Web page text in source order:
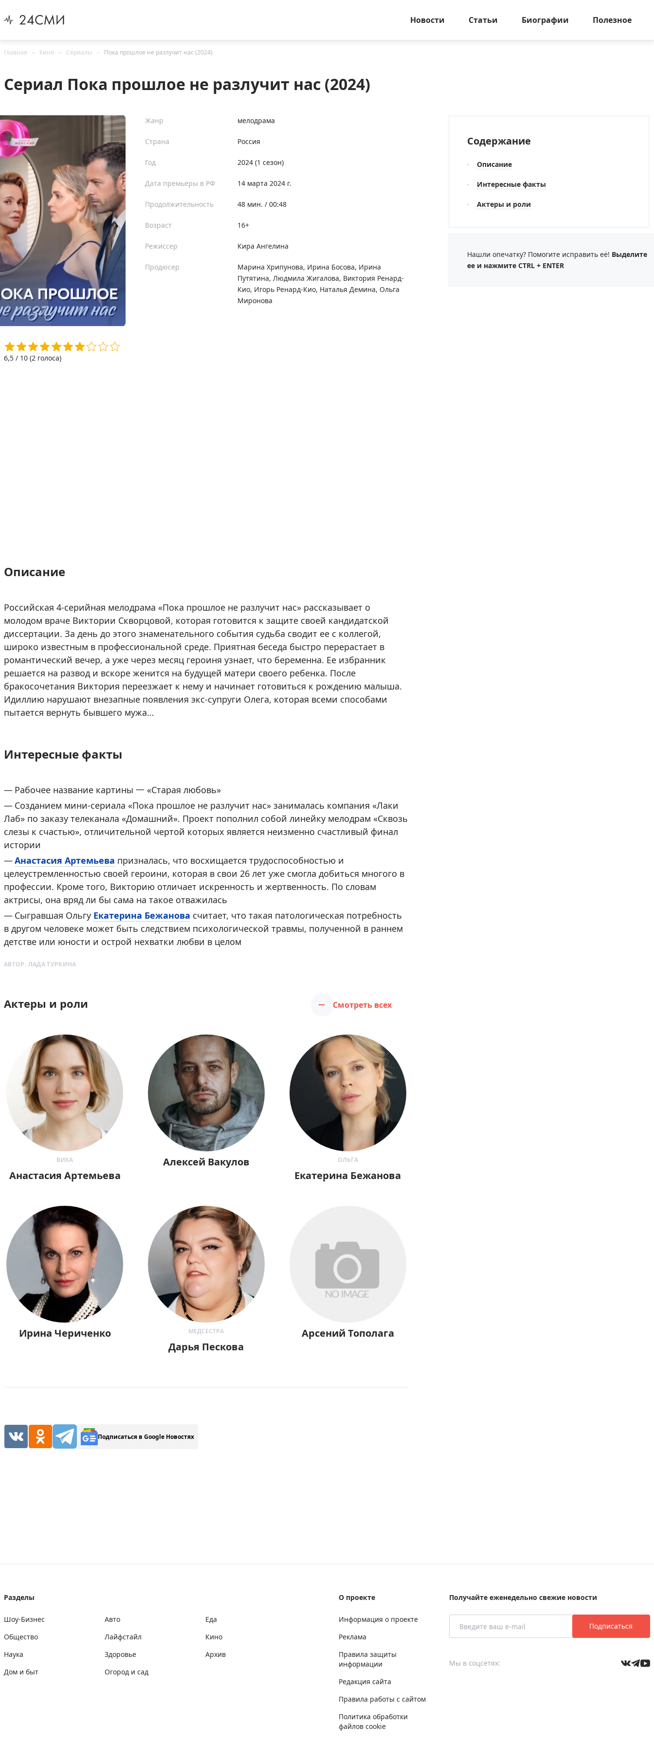
Новости Статьи Биографии Полезное
Главная Кино Сериалы Пока прошлое не разлучит нас (2024)
Сериал Пока прошлое не разлучит нас (2024)
6,5 / 10 (2 голоса)
Жанр мелодрама
Страна Россия
Год 2024 (1 сезон)
Дата премьеры в РФ 14 марта 2024 г.
Продолжительность 48 мин. / 00:48
Возраст 16+
Режиссер Кира Ангелина
Продюсер Марина Хрипунова, Ирина Босова, Ирина
Путятина, Людмила Жигалова, Виктория Ренард-
Кио, Игорь Ренард-Кио, Наталья Демина, Ольга
Миронова
Описание
Российская 4-серийная мелодрама «Пока прошлое не разлучит нас» рассказывает о
молодом враче Виктории Скворцовой, которая готовится к защите своей кандидатской
диссертации. За день до этого знаменательного события судьба сводит ее с коллегой,
широко известным в профессиональной среде. Приятная беседа быстро перерастает в
романтический вечер, а уже через месяц героиня узнает, что беременна. Ее избранник
решается на развод и вскоре женится на будущей матери своего ребенка. После
бракосочетания Виктория переезжает к нему и начинает готовиться к рождению малыша.
Идиллию нарушают внезапные появления экс-супруги Олега, которая всеми способами
пытается вернуть бывшего мужа…
Интересные факты
Рабочее название картины 一 «Старая любовь»
Созданием мини-сериала «Пока прошлое не разлучит нас» занималась компания «Лаки
Лаб» по заказу телеканала «Домашний». Проект пополнил собой линейку мелодрам «Сквозь
слезы к счастью», отличительной чертой которых является неизменно счастливый финал
истории
Анастасия Артемьева призналась, что восхищается трудоспособностью и
целеустремленностью своей героини, которая в свои 26 лет уже смогла добиться многого в
профессии. Кроме того, Викторию отличает искренность и жертвенность. По словам
актрисы, она вряд ли бы сама на такое отважилась
Сыгравшая Ольгу Екатерина Бежанова считает, что такая патологическая потребность
в другом человеке может быть следствием психологической травмы, полученной в раннем
детстве или юности и острой нехватки любви в целом
АВТОР: ЛАДА ТУРКИНА
Актеры и роли Смотреть всех
ВИКА
Анастасия Артемьева
Алексей Вакулов ОЛЬГА
Екатерина Бежанова
Ирина Чериченко МЕДСЕСТРА
Дарья Пескова
Арсений Тополага
Подписаться в Google Новостях
Содержание
Описание
Интересные факты
Актеры и роли
Нашли опечатку? Помогите исправить её! Выделите
ее и нажмите CTRL + ENTER
Разделы
Шоу-Бизнес
Общество
Наука
Дом и быт
Авто
Лайфстайл
Здоровье
Огород и сад
Еда
Кино
Архив
О проекте
Информация о проекте
Реклама
Правила защиты
информации
Редакция сайта
Правила работы с сайтом
Политика обработки
файлов cookie
Получайте еженедельно свежие новости
Подписаться
Мы в соцсетях: